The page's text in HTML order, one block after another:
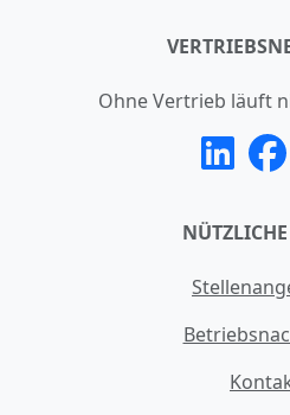
Ohne Vertrieb läuft